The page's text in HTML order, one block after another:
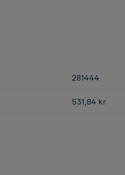
281444
531,84 kr